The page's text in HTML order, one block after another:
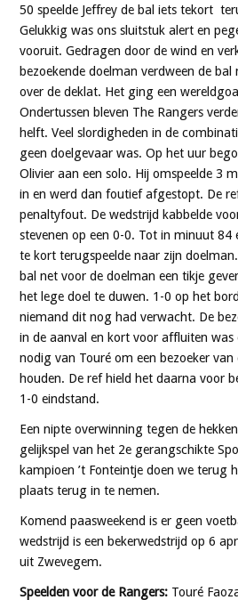
50 speelde Jeffrey de bal iets tekort
Gelukkig was ons sluitstuk alert en
vooruit. Gedragen door de wind en
bezoekende doelman verdween de
over de deklat. Het ging een
Ondertussen bleven The Rangers
helft. Veel slordigheden in de
geen doelgevaar was. Op het uur
Olivier aan een solo. Hij omspeelde 3
in en werd dan foutief afgestopt. De
penaltyfout. De wedstrijd kabbelde
stevenen op een 0-0. Tot in minuut 84
te kort terugspeelde naar zijn
bal net voor de doelman een tikje
het lege doel te duwen. 1-0 op het
niemand dit nog had verwacht. De
in de aanval en kort voor affluiten was
nodig van Touré om een bezoeker
houden. De ref hield het daarna voor
1-0 eindstand.
Een nipte overwinning tegen de
gelijkspel van het 2e gerangschikte
kampioen ’t Fonteintje doen we terug
plaats terug in te nemen.
Komend paasweekend is er geen
wedstrijd is een bekerwedstrijd op 6
uit Zwevegem.
Speelden voor de Rangers:Touré